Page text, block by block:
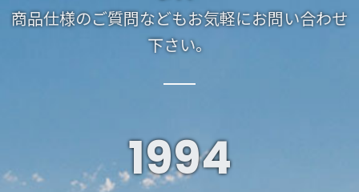
商品仕様のご質問などもお気軽にお問い合わせ
下さい。
1994